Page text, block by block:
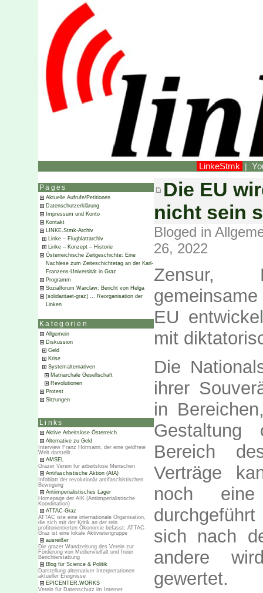
LinkeStmk |
Pages
Aktuelle Aufrufe/Petitionen
Datenschutzerklärung
Impressum und Konto
Kontakt
LINKE.Stmk-Archiv
Linke – Flugblattarchiv
Linke – Konzept – Historie
Österreichische Zeitgeschichte: Eine
Nachlese zum Zeiteschichtetag an der Karl-
Franzens-Universität in Graz
Programm
Sozialforum Warclaw: Bericht von Helga
[solidaritaet-graz] … Reorganisation der
Linken
Kategorien
Allgemein
Diskussion
Geld
Krise
Systemalternativen
Matriarchale Gesellschaft
Revolutionen
Protest
Sitzungen
Links
Aktive Arbeitslose Österreich
Alternative zu Geld
Interview Franz Hörmann, der eine geldfreie
Welt darstellt.
AMSEL
Grazer Verein für arbeitslose Menschen
Antifaschistische Aktion (AfA)
Infoblatt der revolutionär antifaschistischen
Bewegung
Antiimperialistisches Lager
Homepage der AIK (Antiimperialistische
Koordination)
ATTAC-Graz
ATTAC iste eine internationale Organisation,
die sich mit der Kritik an der rein
profitorientierten Ökonomie befasst; ATTAC-
Graz ist eine lokale Aktivistengruppe
ausreißer
Die grazer Wandzeitung des Verein zur
Förderung von Medienvielfalt und freier
Berichterstattung
Blog für Science & Politik
Darstellung alternativer Interpretationen
aktueller Ereignisse
EPICENTER.WORKS
Verein für Datenschutz im Internet
Die EU
nicht sein
Bloged in
26, 2022
Zensur,
EU
mit
Die
ihrer
in
Bereich
Verträge
noch
sich nach
andere
gewertet.